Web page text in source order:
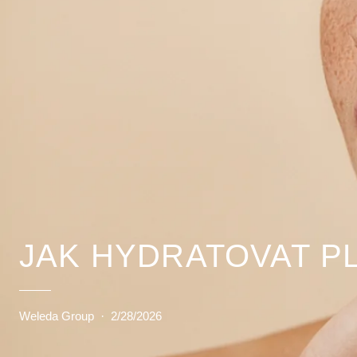
JAK HYDRATOVAT
Weleda Group · 2/28/2026